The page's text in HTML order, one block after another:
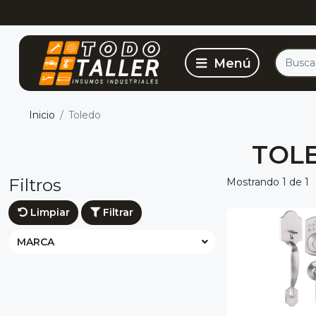
Inicio Toledo
Filtros
Limpiar Filtrar
MARCA
Mostrando 1 de 1